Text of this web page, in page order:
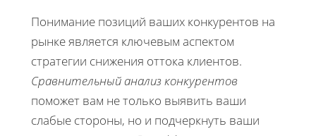
Понимание позиций ваших конкурентов на
рынке является ключевым аспектом
стратегии снижения оттока клиентов.
Сравнительный анализ конкурентов
поможет вам не только выявить ваши
слабые стороны, но и подчеркнуть ваши